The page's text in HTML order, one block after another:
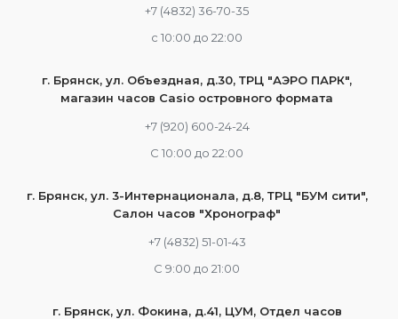
+7 (4832) 36-70-35
c 10:00 до 22:00
г. Брянск, ул. Объездная, д.30, ТРЦ "АЭРО ПАРК",
магазин часов Casio островного формата
+7 (920) 600-24-24
С 10:00 до 22:00
г. Брянск, ул. 3-Интернационала, д.8, ТРЦ "БУМ сити",
Салон часов "Хронограф"
+7 (4832) 51-01-43
С 9:00 до 21:00
г. Брянск, ул. Фокина, д.41, ЦУМ, Отдел часов